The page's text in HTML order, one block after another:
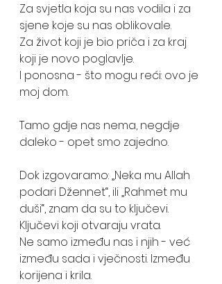
Za svjetla koja su nas vodila i za
sjene koje su nas oblikovale.
Za život koji je bio priča i za kraj
koji je novo poglavlje.
I ponosna - što mogu reći: ovo je
moj dom.
Tamo gdje nas nema, negdje
daleko - opet smo zajedno.
Dok izgovaramo: „Neka mu Allah
podari Džennet“, ili „Rahmet mu
duši“, znam da su to ključevi.
Ključevi koji otvaraju vrata.
Ne samo između nas i njih - već
između sada i vječnosti. Između
korijena i krila.